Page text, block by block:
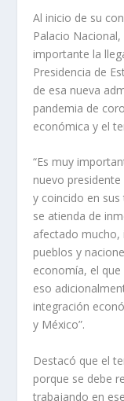
Al inicio de su
Palacio
importante la
Presidencia de
de esa nueva
pandemia de
económica y el
“Es muy
nuevo
y coincido en
se atienda de
afectado
pueblos y
economía, el
eso
integración
y México”.
Destacó que el
porque se debe
trabajando en